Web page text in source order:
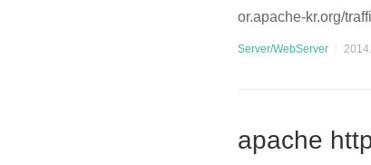
or.apache-kr.org/
ser.cgi/trafficserver/
Server/WebServer
apache